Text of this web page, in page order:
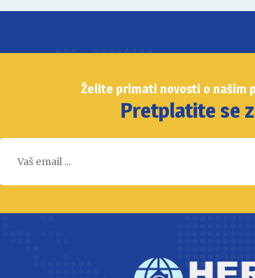
Želite primati novosti o našim
Pretplatite se